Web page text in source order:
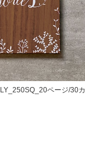
ページ/30カ